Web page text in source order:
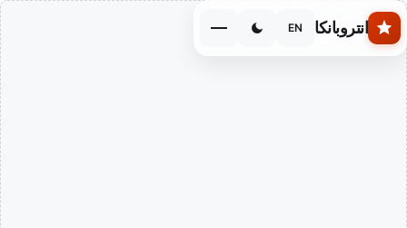
Skip to main content
انتروبانكا EN